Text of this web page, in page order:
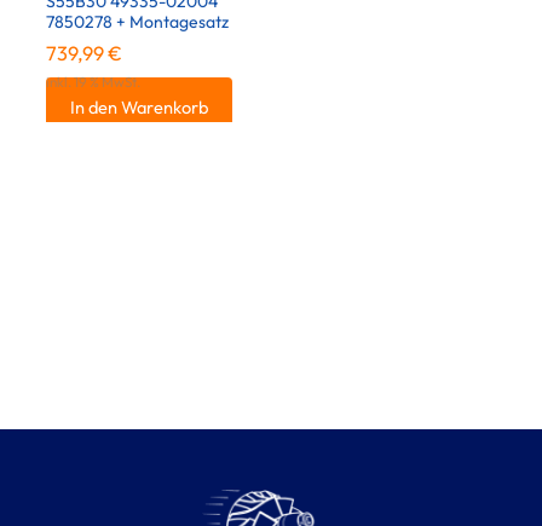
7850278 + Montagesatz
739,99€
inkl. 19 % MwSt.
In den Warenkorb